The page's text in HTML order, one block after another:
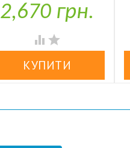
 У наявності
2,670 грн.
 